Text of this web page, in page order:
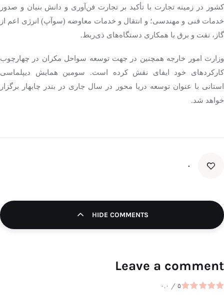
کشور در زمینه تجارت با تأکید بر تجارت فن‌آوری و دانش بنیان و صدور
خدمات فنی و مهندسی؛ و انتقال و خدمات معاوضه (سوآپ) انرژی اعم از
گاز، نفت و برق با همکاری دستگاه‌های ذی‌ربط.
وزارت امور خارجه همچنین در جهت توسعه سواحل مکران در چهارچوب
کارکردهای خود ایفای نقش کرده است. سومین همایش دیپلماسی
استانی با عنوان توسعه دریا محور در سال جاری در بندر چابهار برگزار
خواهد شد.
۰
HIDE COMMENTS
Leave a comment
۰.۰ / ۵